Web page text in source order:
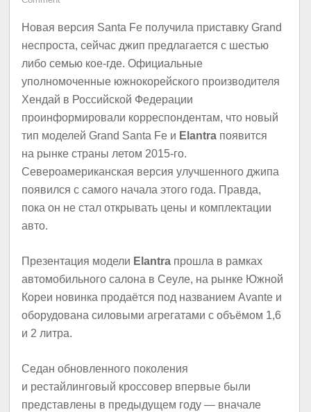
Новая версия Santa Fe получила приставку Grand
неспроста, сейчас джип предлагается с шестью
либо семью кое-где. Официальные
уполномоченные южнокорейского производителя
Хендай в Российской Федерации
проинформировали корреспондентам, что новый
тип моделей Grand Santa Fe и Elantra появится
на рынке страны летом 2015-го.
Североамериканская версия улучшенного джипа
появился с самого начала этого года. Правда,
пока он не стал открывать цены и комплектации
авто.
Презентация модели Elantra прошла в рамках
автомобильного салона в Сеуле, на рынке Южной
Кореи новинка продаётся под названием Avante и
оборудована силовыми агрегатами с объёмом 1,6
и 2 литра.
Седан обновленного поколения
и рестайлинговый кроссовер впервые были
представлены в предыдущем году — вначале